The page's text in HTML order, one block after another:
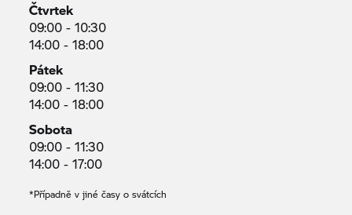
Čtvrtek
09:00 - 10:30
14:00 - 18:00
Pátek
09:00 - 11:30
14:00 - 18:00
Sobota
09:00 - 11:30
14:00 - 17:00
*Případně v jiné časy o svátcích